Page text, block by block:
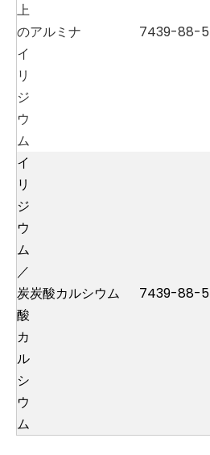
上
の
イ
リ
ジ
ウ
ム
アルミナ 7439-88-5
イ
リ
ジ
ウ
ム
／
炭
酸
カ
ル
シ
ウ
ム
炭酸カルシウム 7439-88-5